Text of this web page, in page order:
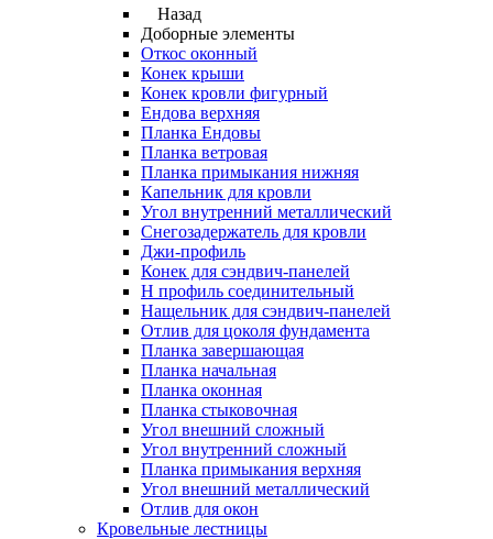
Назад
Доборные элементы
Откос оконный
Конек крыши
Конек кровли фигурный
Ендова верхняя
Планка Ендовы
Планка ветровая
Планка примыкания нижняя
Капельник для кровли
Угол внутренний металлический
Снегозадержатель для кровли
Джи-профиль
Конек для сэндвич-панелей
Н профиль соединительный
Нащельник для сэндвич-панелей
Отлив для цоколя фундамента
Планка завершающая
Планка начальная
Планка оконная
Планка стыковочная
Угол внешний сложный
Угол внутренний сложный
Планка примыкания верхняя
Угол внешний металлический
Отлив для окон
Кровельные лестницы